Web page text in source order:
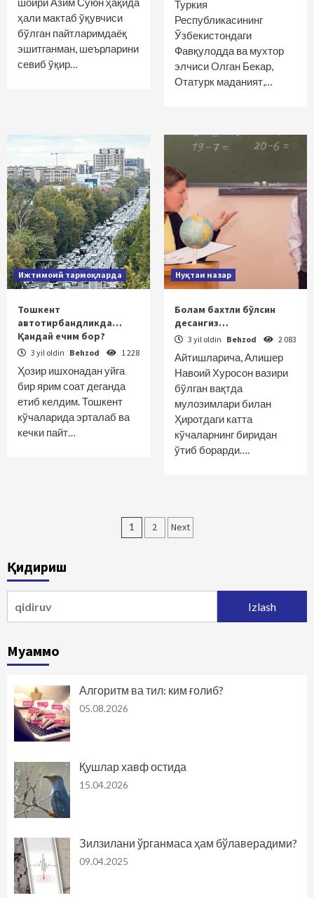
ҳали мактаб ўқувчиси
бўлган пайтларимдаёқ
эшитганман, шеърларини
севиб ўқир…
Туркия
Республикасининг
Ўзбекистондаги
Фавқулодда ва мухтор
элчиси Oлган Бекар,
Отатурк маданият,…
Ижтимоий тармоқларда
Тошкент
автотирбандликда…
Қандай ечим бор?
3 yil oldin Behzod 1 228
Ҳозир ишхонадан уйга
бир ярим соат деганда
етиб келдим. Тошкент
кўчаларида эрталаб ва
кечки пайт…
Нуқтаи назар
Болам бахтли бўлсин
десангиз…
3 yil oldin Behzod 2 083
Айтишларича, Алишер
Навоий Хуросон вазири
бўлган вақтда
мулозимлари билан
Ҳиротдаги катта
кўчаларнинг биридан
ўтиб борарди….
Maqolalar
1 2 Next
Қидириш
Муаммо
Алгоритм ва тил: ким ғолиб?
05.08.2026
Қушлар хавф остида
15.04.2026
Зилзилани ўрганмаса ҳам бўлаверадими?
09.04.2025